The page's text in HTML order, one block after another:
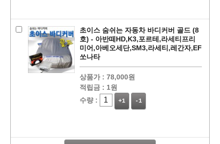
페이코 라이
구매
초이스 숨쉬는 자동차 바디커버 골드 (8
호) - 아반떼HD,K3,포르테,라세티프리
미어,아베오세단,SM3,라세티,레간자,EF
쏘나타
상품가 : 78,000원
적립금 : 1원
수량 :
+1 -1